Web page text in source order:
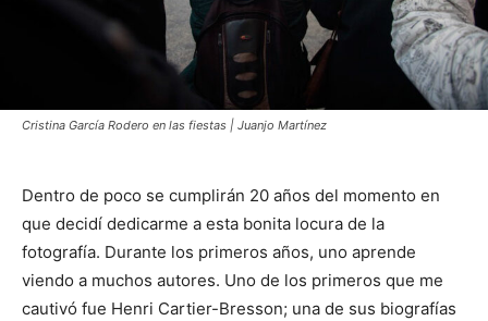
Cristina García Rodero en las fiestas | Juanjo Martínez
Dentro de poco se cumplirán 20 años del momento en
que decidí dedicarme a esta bonita locura de la
fotografía. Durante los primeros años, uno aprende
viendo a muchos autores. Uno de los primeros que me
cautivó fue Henri Cartier-Bresson; una de sus biografías